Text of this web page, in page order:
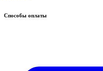
Способы оплаты